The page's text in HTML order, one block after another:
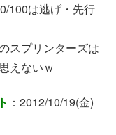
100は逃げ・先行
スプリンターズは
えないｗ
：2012/10/19(金)